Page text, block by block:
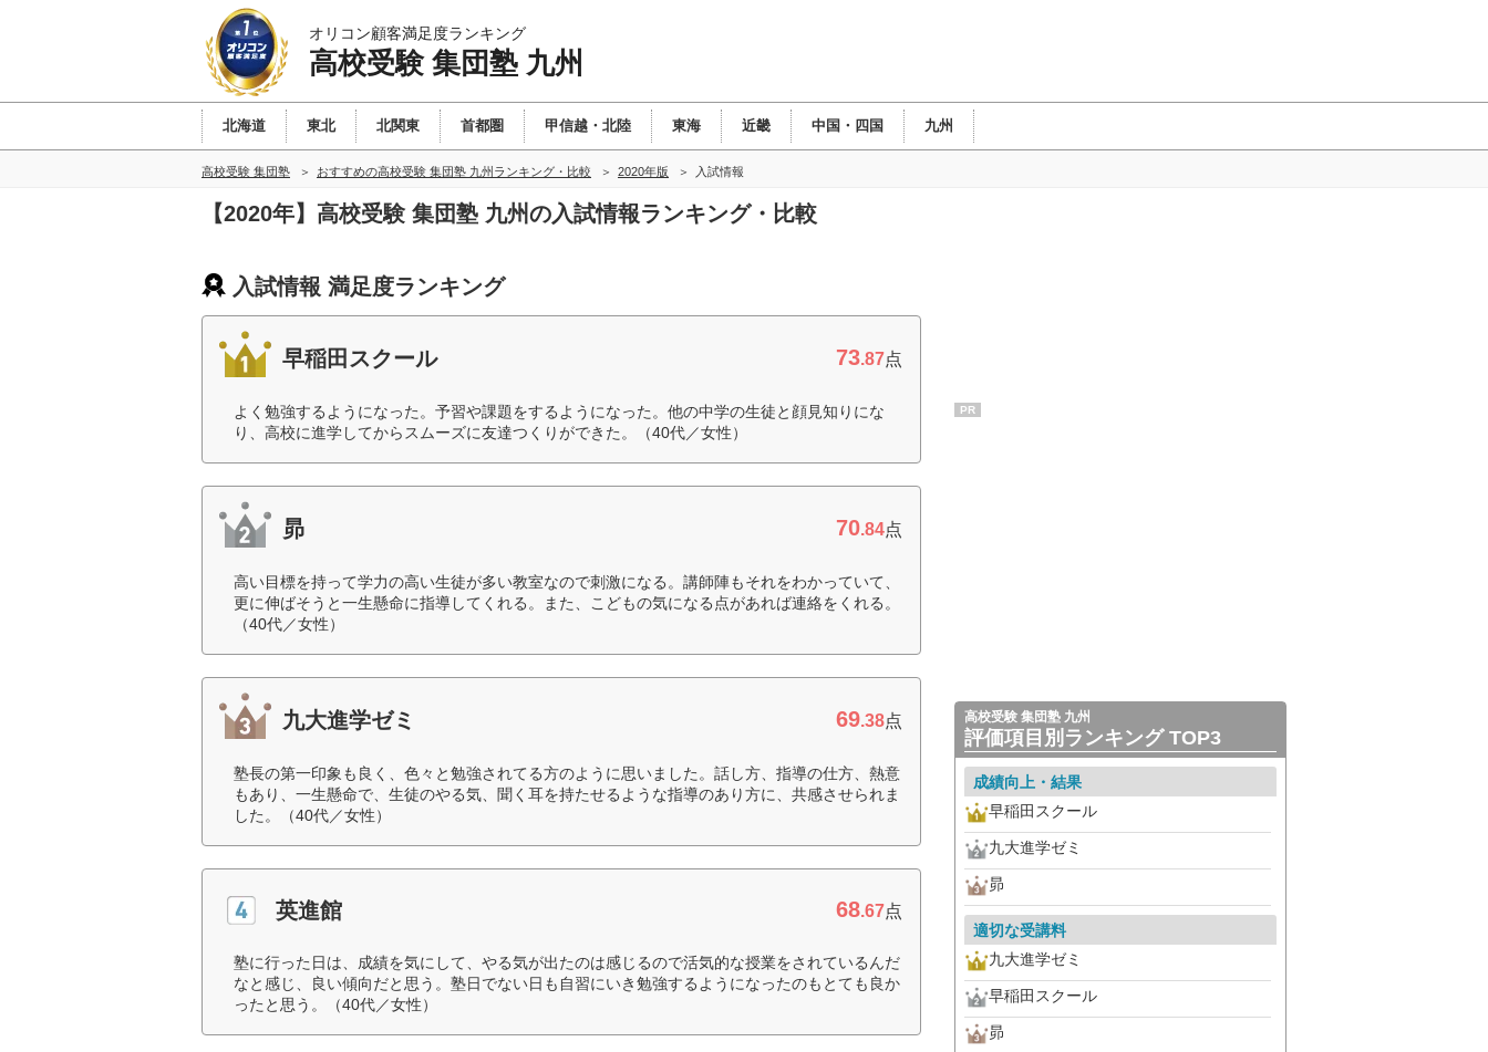
オリコン顧客満足度ランキング
高校受験 集団塾 九州
北海道 東北 北関東 首都圏 甲信越・北陸 東海 近畿 中国・四国 九州
高校受験 集団塾 おすすめの高校受験 集団塾 九州ランキング・比較 2020年版 入試情報
【2020年】高校受験 集団塾 九州の入試情報ランキング・比較
入試情報 満足度ランキング
早稲田スクール 73.87点
よく勉強するようになった。予習や課題をするようになった。他の中学の生徒と顔見知りにな
り、高校に進学してからスムーズに友達つくりができた。（40代／女性）
昴 70.84点
高い目標を持って学力の高い生徒が多い教室なので刺激になる。講師陣もそれをわかっていて、
更に伸ばそうと一生懸命に指導してくれる。また、こどもの気になる点があれば連絡をくれる。
（40代／女性）
九大進学ゼミ 69.38点
塾長の第一印象も良く、色々と勉強されてる方のように思いました。話し方、指導の仕方、熱意
もあり、一生懸命で、生徒のやる気、聞く耳を持たせるような指導のあり方に、共感させられま
した。（40代／女性）
英進館 68.67点
塾に行った日は、成績を気にして、やる気が出たのは感じるので活気的な授業をされているんだ
なと感じ、良い傾向だと思う。塾日でない日も自習にいき勉強するようになったのもとても良か
ったと思う。（40代／女性）
PR
高校受験 集団塾 九州
評価項目別ランキング TOP3
成績向上・結果
早稲田スクール
九大進学ゼミ
昴
適切な受講料
九大進学ゼミ
早稲田スクール
昴